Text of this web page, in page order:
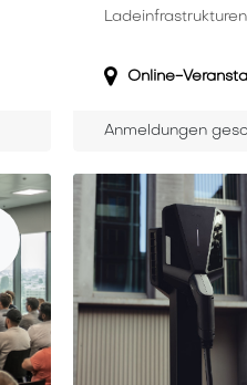
Online-
Anmeldungen